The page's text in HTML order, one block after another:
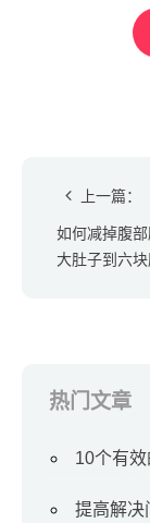
上一篇：
如何减掉腹
大肚子到六
热门文章
10个有
提高解决